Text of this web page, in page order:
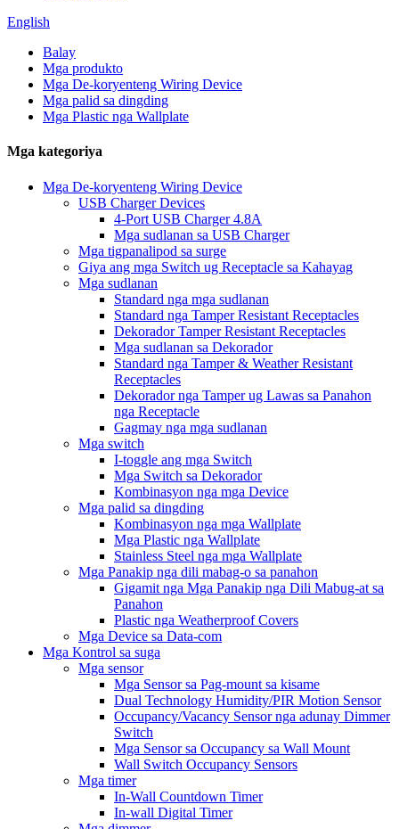
English
Balay
Mga produkto
Mga De-koryenteng Wiring Device
Mga palid sa dingding
Mga Plastic nga Wallplate
Mga kategoriya
Mga De-koryenteng Wiring Device
USB Charger Devices
4-Port USB Charger 4.8A
Mga sudlanan sa USB Charger
Mga tigpanalipod sa surge
Giya ang mga Switch ug Receptacle sa Kahayag
Mga sudlanan
Standard nga mga sudlanan
Standard nga Tamper Resistant Receptacles
Dekorador Tamper Resistant Receptacles
Mga sudlanan sa Dekorador
Standard nga Tamper & Weather Resistant
Receptacles
Dekorador nga Tamper ug Lawas sa Panahon
nga Receptacle
Gagmay nga mga sudlanan
Mga switch
I-toggle ang mga Switch
Mga Switch sa Dekorador
Kombinasyon nga mga Device
Mga palid sa dingding
Kombinasyon nga mga Wallplate
Mga Plastic nga Wallplate
Stainless Steel nga mga Wallplate
Mga Panakip nga dili mabag-o sa panahon
Gigamit nga Mga Panakip nga Dili Mabug-at sa
Panahon
Plastic nga Weatherproof Covers
Mga Device sa Data-com
Mga Kontrol sa suga
Mga sensor
Mga Sensor sa Pag-mount sa kisame
Dual Technology Humidity/PIR Motion Sensor
Occupancy/Vacancy Sensor nga adunay Dimmer
Switch
Mga Sensor sa Occupancy sa Wall Mount
Wall Switch Occupancy Sensors
Mga timer
In-Wall Countdown Timer
In-wall Digital Timer